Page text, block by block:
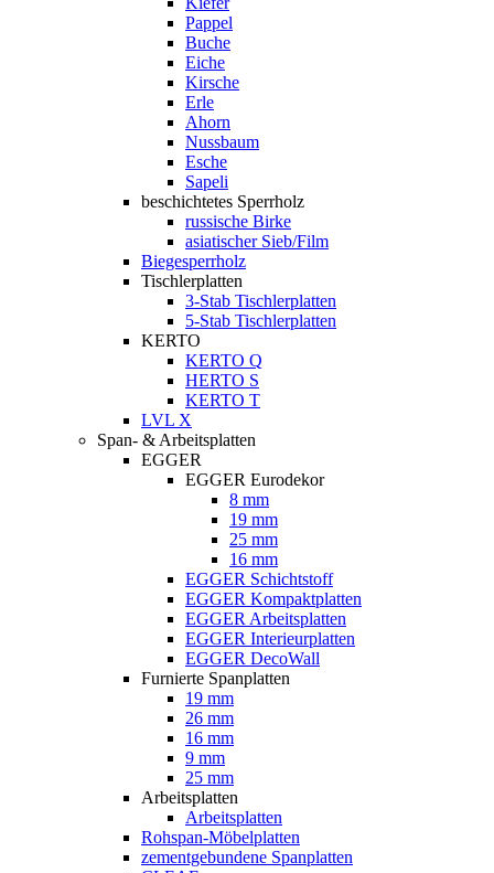
Pappel
Buche
Eiche
Kirsche
Erle
Ahorn
Nussbaum
Esche
Sapeli
beschichtetes Sperrholz
russische Birke
asiatischer Sieb/Film
Biegesperrholz
Tischlerplatten
3-Stab Tischlerplatten
5-Stab Tischlerplatten
KERTO
KERTO Q
HERTO S
KERTO T
LVL X
Span- & Arbeitsplatten
EGGER
EGGER Eurodekor
8 mm
19 mm
25 mm
16 mm
EGGER Schichtstoff
EGGER Kompaktplatten
EGGER Arbeitsplatten
EGGER Interieurplatten
EGGER DecoWall
Furnierte Spanplatten
19 mm
26 mm
16 mm
9 mm
25 mm
Arbeitsplatten
Arbeitsplatten
Rohspan-Möbelplatten
zementgebundene Spanplatten